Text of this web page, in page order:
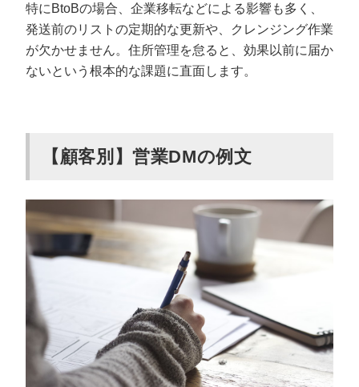
特にBtoBの場合、企業移転などによる影響も多く、
発送前のリストの定期的な更新や、クレンジング作業
が欠かせません。住所管理を怠ると、効果以前に届か
ないという根本的な課題に直面します。
【顧客別】営業DMの例文